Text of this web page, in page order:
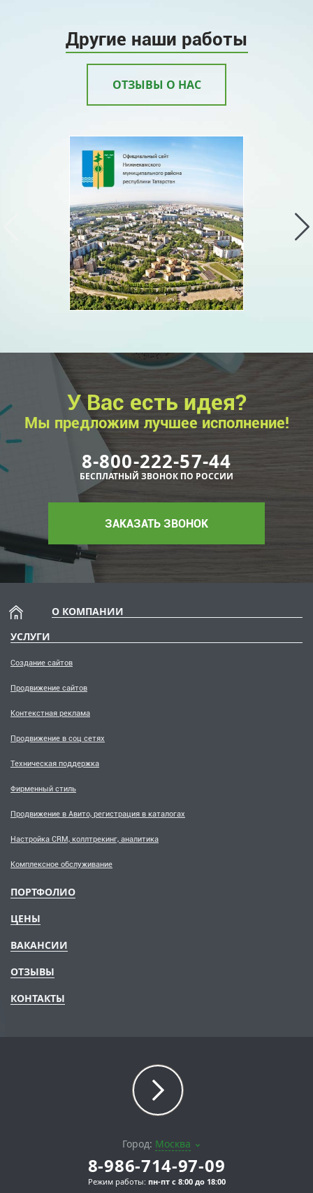
Другие наши работы
ОТЗЫВЫ О НАС
У Вас есть идея?
Мы предложим лучшее исполнение!
8-800-222-57-44
БЕСПЛАТНЫЙ ЗВОНОК ПО РОССИИ
ЗАКАЗАТЬ ЗВОНОК
О КОМПАНИИ
УСЛУГИ
Создание сайтов
Продвижение сайтов
Контекстная реклама
Продвижение в соц сетях
Техническая поддержка
Фирменный стиль
Продвижение в Авито, регистрация в каталогах
Настройка CRM, коллтрекинг, аналитика
Комплексное обслуживание
ПОРТФОЛИО
ЦЕНЫ
ВАКАНСИИ
ОТЗЫВЫ
КОНТАКТЫ
Город: Москва
8-986-714-97-09
Режим работы: пн-пт с 8:00 до 18:00